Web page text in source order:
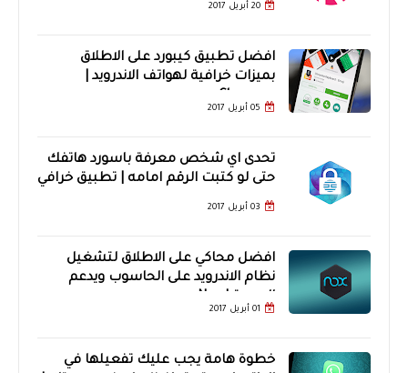
20 أبريل 2017
افضل تطبيق كيبورد على الاطلاق
بميزات خرافية لهواتف الاندرويد |
05 أبريل 2017
تحدى اي شخص معرفة باسورد هاتفك
حتى لو كتبت الرقم امامه | تطبيق خرافي
03 أبريل 2017
افضل محاكي على الاطلاق لتشغيل
نظام الاندرويد على الحاسوب ويدعم
01 أبريل 2017
خطوة هامة يجب عليك تفعيلها في